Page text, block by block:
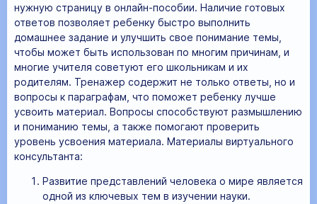
нужную страницу в онлайн-пособии. Наличие готовых
ответов позволяет ребенку быстро выполнить
домашнее задание и улучшить свое понимание темы,
чтобы может быть использован по многим причинам, и
многие учителя советуют его школьникам и их
родителям. Тренажер содержит не только ответы, но и
вопросы к параграфам, что поможет ребенку лучше
усвоить материал. Вопросы способствуют размышлению
и пониманию темы, а также помогают проверить
уровень усвоения материала. Материалы виртуального
консультанта:
Развитие представлений человека о мире является
одной из ключевых тем в изучении науки.